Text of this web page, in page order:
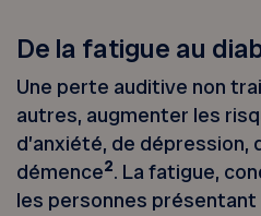
De la fatigue au
Une perte auditive non
autres, augmenter les
d’anxiété, de
démence2. La fatigue,
les personnes